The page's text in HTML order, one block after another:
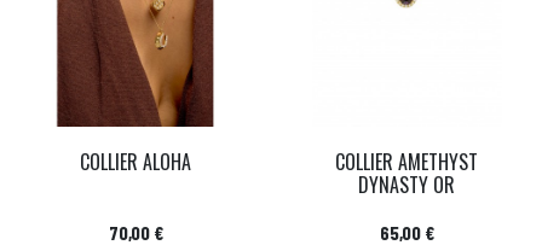
COLLIER ALOHA
Prix
70,00 €
COLLIER AMETHYST
DYNASTY OR
Prix
65,00 €